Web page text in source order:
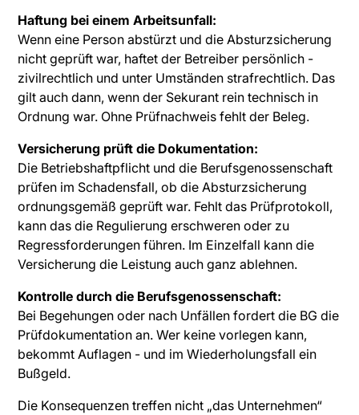
Haftung bei einem Arbeitsunfall:
Wenn eine Person abstürzt und die Absturzsicherung
nicht geprüft war, haftet der Betreiber persönlich -
zivilrechtlich und unter Umständen strafrechtlich. Das
gilt auch dann, wenn der Sekurant rein technisch in
Ordnung war. Ohne Prüfnachweis fehlt der Beleg.
Versicherung prüft die Dokumentation:
Die Betriebshaftpflicht und die Berufsgenossenschaft
prüfen im Schadensfall, ob die Absturzsicherung
ordnungsgemäß geprüft war. Fehlt das Prüfprotokoll,
kann das die Regulierung erschweren oder zu
Regressforderungen führen. Im Einzelfall kann die
Versicherung die Leistung auch ganz ablehnen.
Kontrolle durch die Berufsgenossenschaft:
Bei Begehungen oder nach Unfällen fordert die BG die
Prüfdokumentation an. Wer keine vorlegen kann,
bekommt Auflagen - und im Wiederholungsfall ein
Bußgeld.
Die Konsequenzen treffen nicht „das Unternehmen“